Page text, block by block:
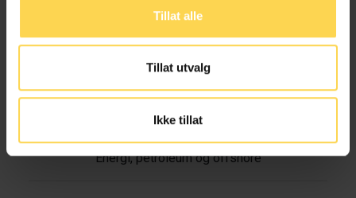
Tillat alle
Tillat utvalg
Ikke tillat
Energi, petroleum og offshore